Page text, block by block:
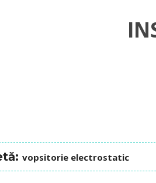
vopsitorie electrostatic